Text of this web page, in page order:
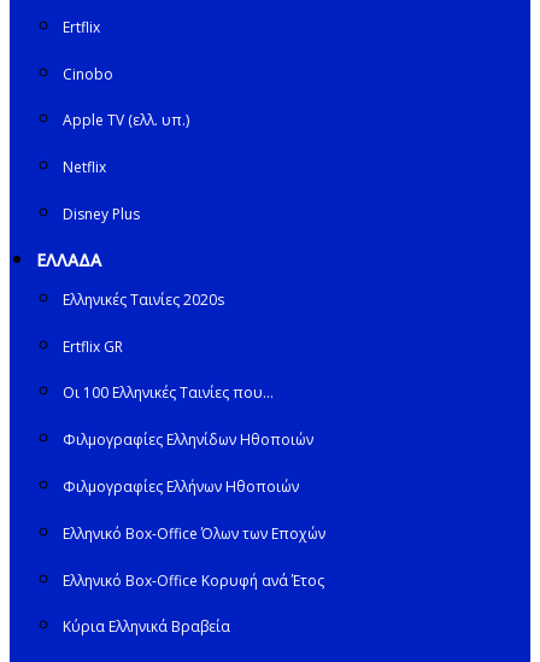
Ertflix
Cinobo
Apple TV (ελλ. υπ.)
Netflix
Disney Plus
ΕΛΛΑΔΑ
Ελληνικές Ταινίες 2020s
Ertflix GR
Οι 100 Ελληνικές Ταινίες που…
Φιλμογραφίες Ελληνίδων Ηθοποιών
Φιλμογραφίες Ελλήνων Ηθοποιών
Ελληνικό Box-Office Όλων των Εποχών
Ελληνικό Box-Office Κορυφή ανά Έτος
Κύρια Ελληνικά Βραβεία